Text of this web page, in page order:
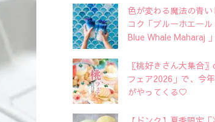
色が変わる魔法の青
コク「ブルーホエー
Blue Whale Maharaj 」
〖桃好きさん大集合
フェア2026」で、今
がやってくる♡